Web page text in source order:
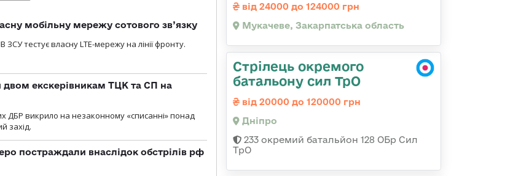
мобільну мережу сотового зв’язку
тестує власну LTE-мережу на лінії фронту.
двом екскерівникам ТЦК та СП на
ДБР викрило на незаконному «списанні» понад
захід.
постраждали внаслідок обстрілів рф
від 24000 до 124000 грн
Мукачеве, Закарпатська область
Стрілець окремого
батальону сил ТрО
від 20000 до 120000 грн
Дніпро
233 окремий батальйон 128 ОБр Сил
ТрО